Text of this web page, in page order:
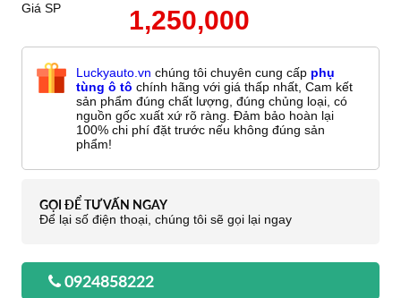
Giá SP
1,250,000
Luckyauto.vn chúng tôi chuyên cung cấp phụ
tùng ô tô chính hãng với giá thấp nhất, Cam kết
sản phẩm đúng chất lượng, đúng chủng loại, có
nguồn gốc xuất xứ rõ ràng. Đảm bảo hoàn lại
100% chi phí đặt trước nếu không đúng sản
phẩm!
GỌI ĐỂ TƯ VẤN NGAY
Để lại số điện thoại, chúng tôi sẽ gọi lại ngay
0924858222